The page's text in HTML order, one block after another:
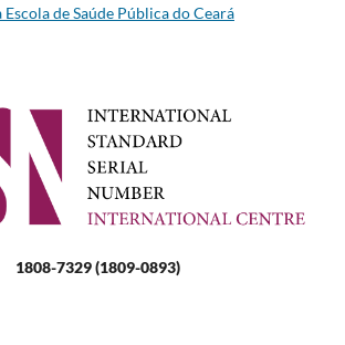
de Saúde Pública do Ceará
1808-7329 (1809-0893)